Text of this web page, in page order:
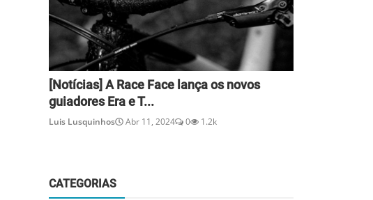
[Notícias] A Race Face lança os novos
guiadores Era e T...
Luis Lusquinhos Abr 11, 2024 0 1.2k
CATEGORIAS